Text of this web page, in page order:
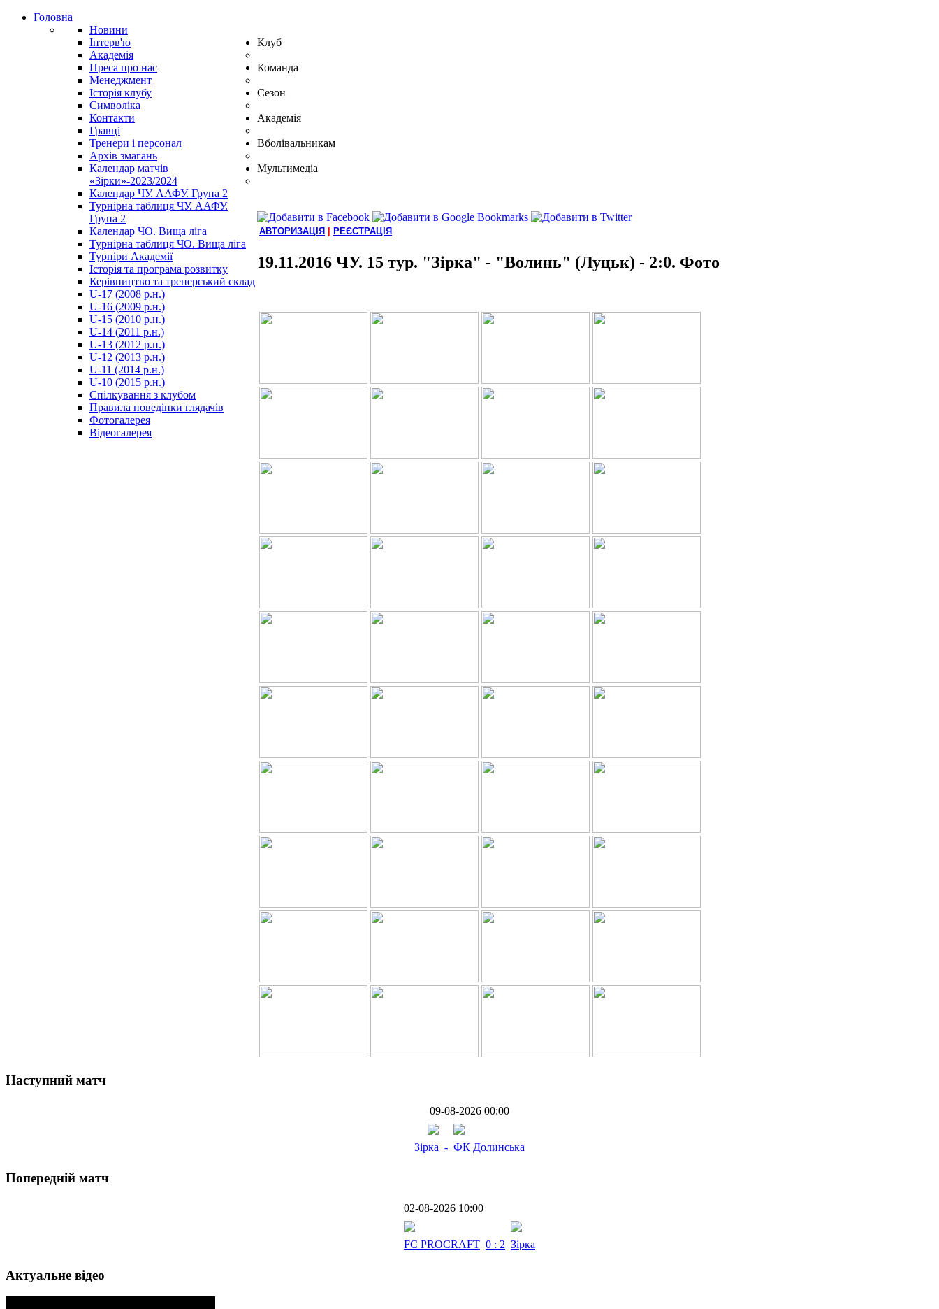
Головна
Новини
Інтерв'ю
Академія
Преса про нас
Клуб
Менеджмент
Історія клубу
Символіка
Контакти
Команда
Гравці
Тренери і персонал
Архів змагань
Сезон
Календар матчів
«Зірки»-2023/2024
Календар ЧУ. ААФУ. Група 2
Турнірна таблиця ЧУ. ААФУ.
Група 2
Календар ЧО. Вища ліга
Турнірна таблиця ЧО. Вища ліга
Академія
Турніри Академії
Історія та програма розвитку
Керівництво та тренерський склад
U-17 (2008 р.н.)
U-16 (2009 р.н.)
U-15 (2010 р.н.)
U-14 (2011 р.н.)
U-13 (2012 р.н.)
U-12 (2013 р.н.)
U-11 (2014 р.н.)
U-10 (2015 р.н.)
Вболівальникам
Спілкування з клубом
Правила поведінки глядачів
Мультимедіа
Фотогалерея
Відеогалерея
АВТОРИЗАЦІЯ РЕЄСТРАЦІЯ
19.11.2016 ЧУ. 15 тур. "Зірка" - "Волинь" (Луцьк) - 2:0. Фото
Наступний матч
09-08-2026 00:00
Зірка - ФК Долинська
Попередній матч
02-08-2026 10:00
FC PROCRAFT 0 : 2 Зірка
Актуальне відео